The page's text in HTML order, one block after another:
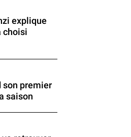
explique
choisi
son premier
saison